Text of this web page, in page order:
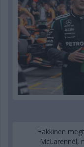
Hakkinen
McLarennél,